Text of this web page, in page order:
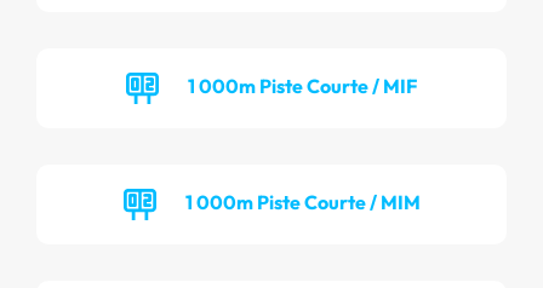
1 000m Piste Courte / MIF
1 000m Piste Courte / MIM